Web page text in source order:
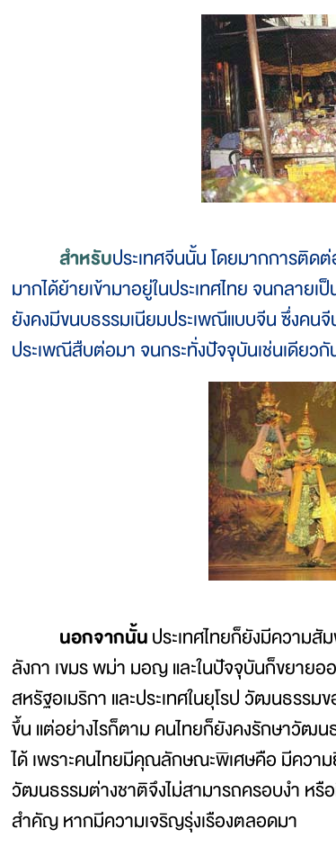
สำหรับประเทศจีนนั้น โดยมากการติด
มากได้ย้ายเข้ามาอยู่ในประเทศไทย จนกลาย
ยังคงมีขนบธรรมเนียมประเพณีแบบจีน ซึ่งคน
ประเพณีสืบต่อมา จนกระทั่งปัจจุบันเช่นเดียวกั
นอกจากนั้นประเทศไทยก็ยังมีความ
ลังกา เขมร พม่า มอญ และในปัจจุบันก็ขยาย
สหรัฐอเมริกา และประเทศในยุโรป วัฒนธรรม
ขึ้น แต่อย่างไรก็ตาม คนไทยก็ยังคงรักษาวัฒ
ได้ เพราะคนไทยมีคุณลักษณะพิเศษคือ มีควา
วัฒนธรรมต่างชาติจึงไม่สามารถครอบงำ ห
สำคัญ หากมีความเจริญรุ่งเรืองตลอดมา